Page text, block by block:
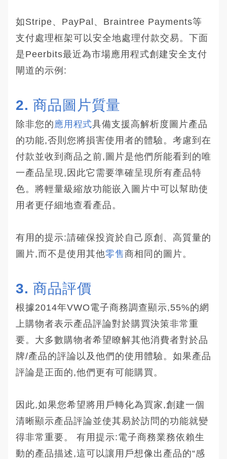
如Stripe、PayPal、Braintree Payments等
支付處理框架可以安全地處理付款交易。下面
是Peerbits最近為市場應用程式創建安全支付
閘道的示例:
2. 商品圖片質量
除非您的 應用程式具備支援高解析度圖片產品
的功能,否則您將損害使用者的體驗。考慮到在
付款並收到商品之前,圖片是他們所能看到的唯
一產品呈現,因此它需要準確呈現所有產品特
色。將輕量級縮放功能嵌入圖片中可以幫助使
用者更仔細地查看產品。
有用的提示:請確保投資於自己原創、高質量的
圖片,而不是使用其他零售商相同的圖片。
3. 商品評價
根據2014年VWO電子商務調查顯示,55%的網
上購物者表示產品評論對於購買決策非常重
要。大多數購物者希望瞭解其他消費者對於品
牌/產品的評論以及他們的使用體驗。如果產品
評論是正面的,他們更有可能購買。
因此,如果您希望將用戶轉化為買家,創建一個
清晰顯示產品評論並使其易於訪問的功能就變
得非常重要。 有用提示:電子商務業務依賴生
動的產品描述,這可以讓用戶想像出產品的“感